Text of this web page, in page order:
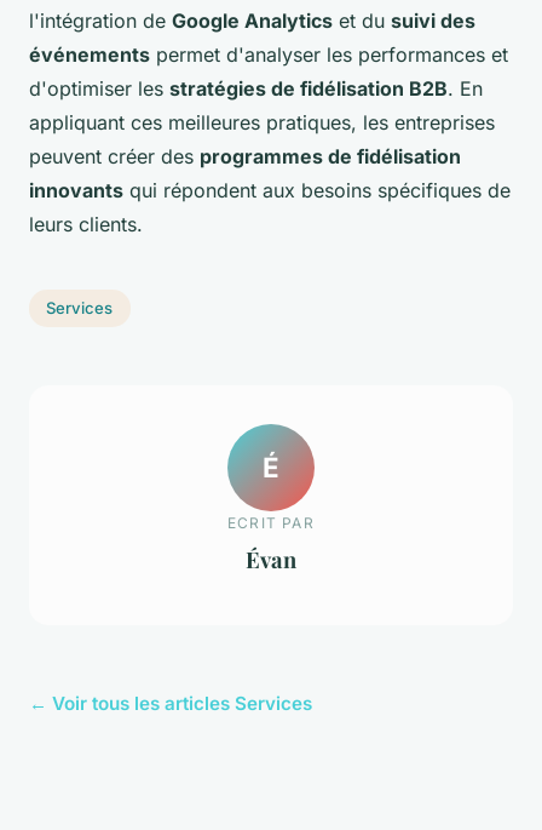
l'intégration de Google Analytics et du suivi des
événements permet d'analyser les performances et
d'optimiser les stratégies de fidélisation B2B. En
appliquant ces meilleures pratiques, les entreprises
peuvent créer des programmes de fidélisation
innovants qui répondent aux besoins spécifiques de
leurs clients.
Services
É
ECRIT PAR
Évan
← Voir tous les articles Services